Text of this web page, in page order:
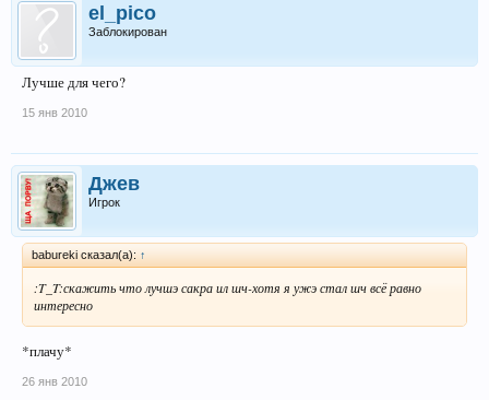
el_pico
Заблокирован
Лучше для чего?
15 янв 2010
Джев
Игрок
babureki сказал(а): ↑
:T_T:скажить что лучшэ сакра ил шч-хотя я ужэ стал шч всё равно
интересно
*плачу*
26 янв 2010